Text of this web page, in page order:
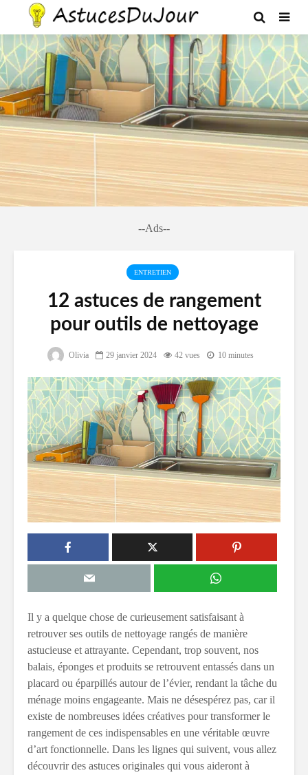
--Ads--
ENTRETIEN
12 astuces de rangement
pour outils de nettoyage
Olivia 29 janvier 2024 42 vues 10 minutes
Il y a quelque chose de curieusement satisfaisant à
retrouver ses outils de nettoyage rangés de manière
astucieuse et attrayante. Cependant, trop souvent, nos
balais, éponges et produits se retrouvent entassés dans un
placard ou éparpillés autour de l’évier, rendant la tâche du
ménage moins engageante. Mais ne désespérez pas, car il
existe de nombreuses idées créatives pour transformer le
rangement de ces indispensables en une véritable œuvre
d’art fonctionnelle. Dans les lignes qui suivent, vous allez
découvrir des astuces originales qui vous aideront à